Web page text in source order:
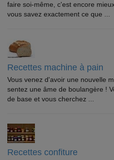
faire soi-même, c'est encore
vous savez exactement ce que ...
Recettes machine à pain
Vous venez d'avoir une nouvelle
sentez une âme de boulangère !
de base et vous cherchez ...
Recettes confiture